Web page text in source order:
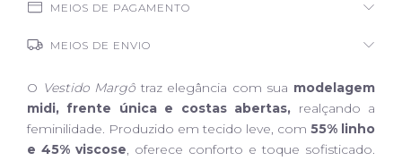
MEIOS DE PAGAMENTO
MEIOS DE ENVIO
O Vestido Margô traz elegância com sua modelagem
midi, frente única e costas abertas, realçando a
feminilidade. Produzido em tecido leve, com 55% linho
e 45% viscose, oferece conforto e toque sofisticado.